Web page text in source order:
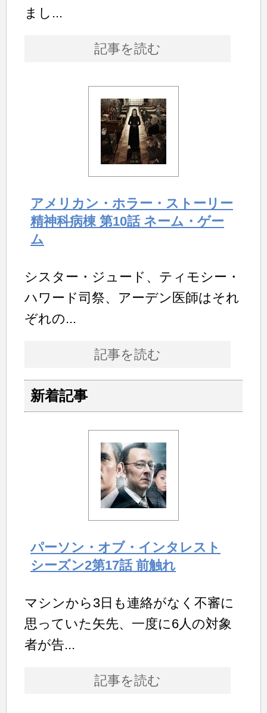
まし...
記事を読む
アメリカン・ホラー・ストーリー
精神科病棟 第10話 ネーム・ゲー
ム
シスター・ジュード、ティモシー・
ハワード司祭、アーデン医師はそれ
ぞれの...
記事を読む
新着記事
パーソン・オブ・インタレスト
シーズン2第17話 前触れ
マシンから3日も連絡がなく不審に
思っていた矢先、一度に6人の対象
者が告...
記事を読む